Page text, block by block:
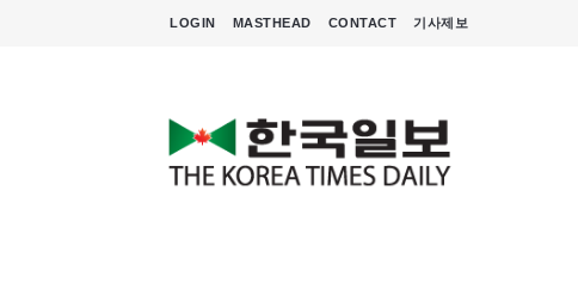
LOGIN MASTHEAD CONTACT 기사제보